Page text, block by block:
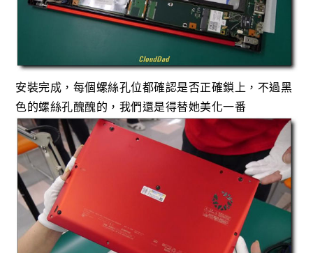
安裝完成，每個螺絲孔位都確認是否正確鎖上，不過黑
色的螺絲孔醜醜的，我們還是得替她美化一番